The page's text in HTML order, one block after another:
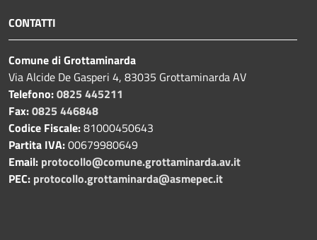
CONTATTI
Comune di Grottaminarda
Via Alcide De Gasperi 4, 83035 Grottaminarda AV
Telefono:0825 445211
Fax:0825 446848
Codice Fiscale:81000450643
Partita IVA:00679980649
Email: protocollo@comune.grottaminarda.av.it
PEC: protocollo.grottaminarda@asmepec.it